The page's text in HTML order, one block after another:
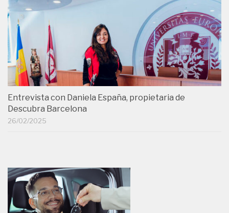
Entrevista con Daniela España, propietaria de
Descubra Barcelona
26/02/2025